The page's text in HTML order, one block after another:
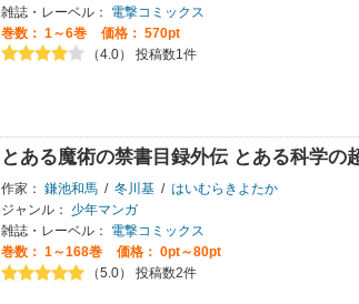
雑誌・レーベル：
電撃コミックス
巻数： 1～6巻
価格： 570pt
（4.0） 投稿数1件
とある魔術の禁書目録外伝 とある科学の
作家： 鎌池和馬 / 冬川基 / はいむらきよたか
ジャンル：
少年マンガ
雑誌・レーベル：
電撃コミックス
巻数： 1～168巻
価格： 0pt～80pt
（5.0） 投稿数2件